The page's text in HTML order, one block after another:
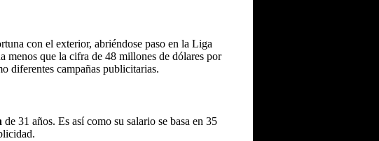
con el exterior, abriéndose paso en la Liga
menos que la cifra de 48 millones de dólares por
diferentes campañas publicitarias.
de 31 años. Es así como su salario se basa en 35